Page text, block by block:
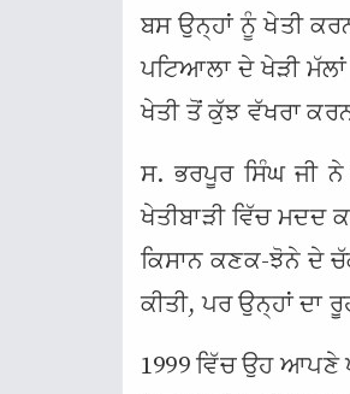
ਬਸ ਉਨ੍ਹਾਂ ਨੂੰ ਖੇਤੀ
ਪਟਿਆਲਾ ਦੇ ਖੇੜੀ
ਖੇਤੀ ਤੋਂ ਕੁੱਝ ਵੱਖਰਾ
ਸ. ਭਰਪੂਰ ਸਿੰਘ ਜੀ
ਖੇਤੀਬਾੜੀ ਵਿੱਚ ਮਦਦ
ਕਿਸਾਨ ਕਣਕ-ਝੋਨੇ ਦੇ
ਕੀਤੀ, ਪਰ ਉਨ੍ਹਾਂ ਦਾ
1999 ਵਿੱਚ ਉਹ ਆਪਣੇ